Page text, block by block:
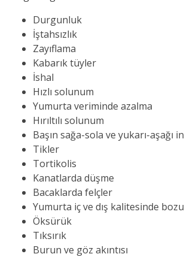
Durgunluk
İştahsızlık
Zayıflama
Kabarık tüyler
İshal
Hızlı solunum
Yumurta veriminde azalma
Hırıltılı solunum
Başın sağa-sola ve yukarı-aşağı
Tikler
Tortikolis
Kanatlarda düşme
Bacaklarda felçler
Yumurta iç ve dış kalitesinde
Öksürük
Tıksırık
Burun ve göz akıntısı